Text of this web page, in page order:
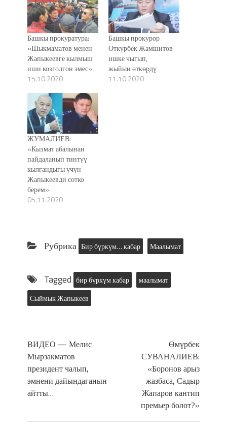
Башкы прокуратура:
«Шыкмаматов менен
Жапыкеевге кылмыш
иши козголгон эмес»
15.10.2020
Башкы прокурор
Өткүрбек Жамшитов
ишке чыгып,
жыйын өткөрдү
11.10.2020
ЖУМАЛИЕВ:
«Кызмат абалынан
пайдаланып тинтүү
кылгандыгы үчүн
Жапыкеевди сотко
берем»
05.11.2020
Рубрика Бир бүркүм… кабар Маалымат
Tagged бир бүркүм кабар
маалымат
Сыймык Жапыкеев
ВИДЕО — Мелис
Мырзакматов
президент чалып,
эмнени дайындаганын
айтты…
Өмүрбек
СУВАНАЛИЕВ:
«Боронов арыз
жазбаса, Садыр
Жапаров кантип
премьер болот?»